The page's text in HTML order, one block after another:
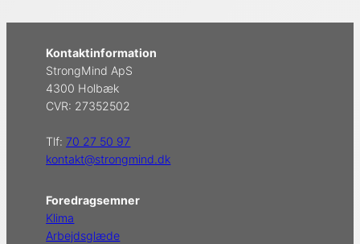
Kontaktinformation
StrongMind ApS
4300 Holbæk
CVR: 27352502
Tlf: 70 27 50 97
kontakt@strongmind.dk
Foredragsemner
Klima
Arbejdsglæde